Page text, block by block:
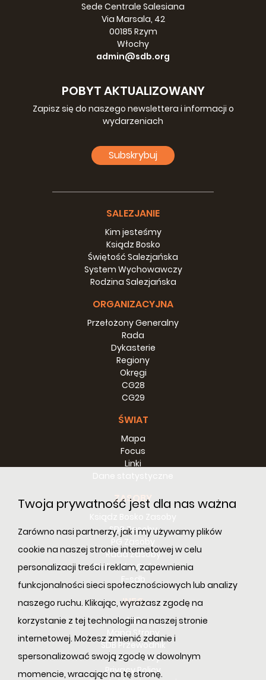
Twoja prywatność jest dla nas ważna
Zarówno nasi partnerzy, jak i my używamy plików
cookie na naszej stronie internetowej w celu
personalizacji treści i reklam, zapewnienia
funkcjonalności sieci społecznościowych lub analizy
naszego ruchu. Klikając, wyrażasz zgodę na
korzystanie z tej technologii na naszej stronie
internetowej. Możesz zmienić zdanie i
spersonalizować swoją zgodę w dowolnym
momencie, wracając na tę stronę.
Sede Centrale Salesiana
Via Marsala, 42
00185 Rzym
Włochy
admin@sdb.org
POBYT AKTUALIZOWANY
Zapisz się do naszego newslettera i informacji o
wydarzeniach
Subskrybuj
SALEZJANIE
Kim jesteśmy
Ksiądz Bosko
Świętość Salezjańska
System Wychowawczy
Rodzina Salezjańska
ORGANIZACYJNA
Przełożony Generalny
Rada
Dykasterie
Regiony
Okręgi
CG28
CG29
ŚWIAT
Mapa
Focus
Linki
ZASOBY
SDB Zasoby
Rada Zasoby
Bibilioteka Cyfrowa
E-sdb
INFO
ANS
Mapa Strony
SDB Przewodnik
Cookie Policy
Privacy Policy